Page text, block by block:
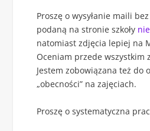
Proszę o wysyłanie maili
podaną na stronie szkoły
natomiast zdjęcia lepiej na
Oceniam przede wszystkim
Jestem zobowiązana też do
„obecności” na zajęciach.
Proszę o systematyczna